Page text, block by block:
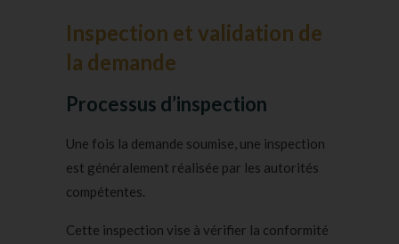
Inspection et validation de
la demande
Processus d’inspection
Une fois la demande soumise, une inspection
est généralement réalisée par les autorités
compétentes.
Cette inspection vise à vérifier la conformité